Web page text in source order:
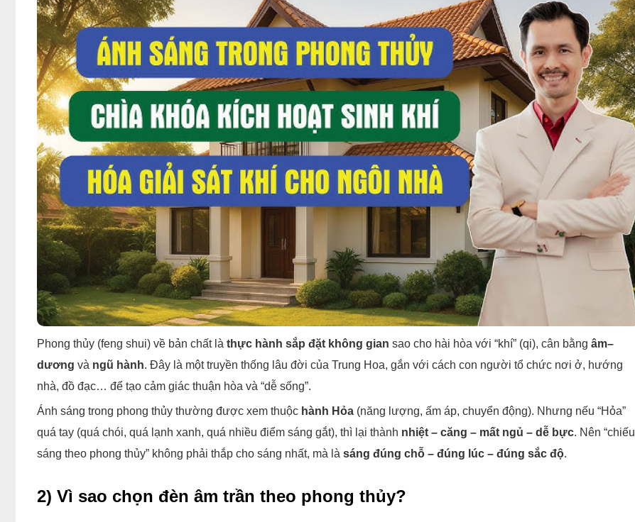
Phong thủy (feng shui) về bản chất là thực hành sắp đặt không gian sao cho hài hòa với “khí” (qi), cân bằng âm–
dương và ngũ hành. Đây là một truyền thống lâu đời của Trung Hoa, gắn với cách con người tổ chức nơi ở, hướng
nhà, đồ đạc… để tạo cảm giác thuận hòa và “dễ sống”.
Ánh sáng trong phong thủy thường được xem thuộc hành Hỏa (năng lượng, ấm áp, chuyển động). Nhưng nếu “Hỏa”
quá tay (quá chói, quá lạnh xanh, quá nhiều điểm sáng gắt), thì lại thành nhiệt – căng – mất ngủ – dễ bực. Nên “chiếu
sáng theo phong thủy” không phải thắp cho sáng nhất, mà là sáng đúng chỗ – đúng lúc – đúng sắc độ.
2) Vì sao chọn đèn âm trần theo phong thủy?